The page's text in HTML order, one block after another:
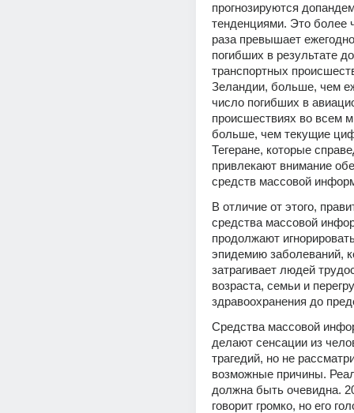
прогнозируются
тенденциями. Это более
раза превышает
погибших в результате
транспортных
Зеландии, больше, чем
число погибших в
происшествиях во всем
больше, чем текущие
Тегеране, которые
привлекают внимание
средств массовой
В отличие от этого,
средства массовой
продолжают
эпидемию заболеваний,
затрагивает людей
возраста, семьи и
здравоохранения до
Средства массовой
делают сенсации из
трагедий, но не
возможные причины.
должна быть очевидна.
говорит громко, но его